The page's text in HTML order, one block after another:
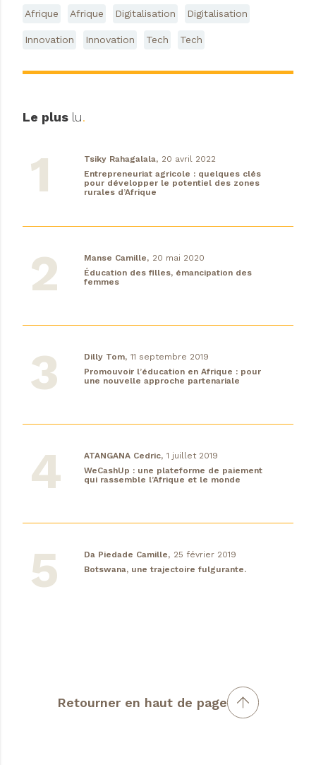
Afrique Afrique Digitalisation Digitalisation
Innovation Innovation Tech Tech
Le plus lu.
Tsiky Rahagalala, 20 avril 2022
Entrepreneuriat agricole : quelques clés
pour développer le potentiel des zones
rurales d’Afrique
Manse Camille, 20 mai 2020
Éducation des filles, émancipation des
femmes
Dilly Tom, 11 septembre 2019
Promouvoir l’éducation en Afrique : pour
une nouvelle approche partenariale
ATANGANA Cedric, 1 juillet 2019
WeCashUp : une plateforme de paiement
qui rassemble l’Afrique et le monde
Da Piedade Camille, 25 février 2019
Botswana, une trajectoire fulgurante.
Retourner en haut de page